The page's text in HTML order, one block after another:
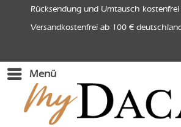
Rücksendung und Umtausch kostenfrei
Versandkostenfrei ab 100 €
Menü